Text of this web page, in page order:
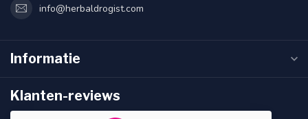
info@herbaldrogist.com
Informatie
Klanten-reviews